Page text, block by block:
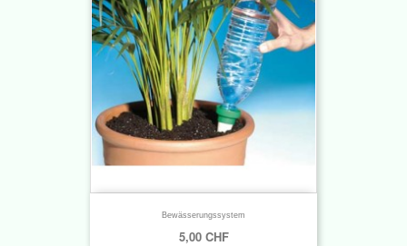
Bewässerungssystem
5,00 CHF